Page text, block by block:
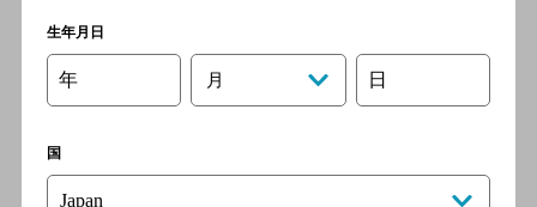
ＹＡＫＩＮＩＫＵ３７ ｗｅ
生年月日
年 月 日
国